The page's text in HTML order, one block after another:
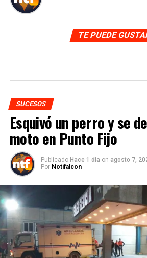
TE PUEDE
SUCESOS
Esquivó un perro y se
moto en Punto Fijo
Publicado Hace 1 día on agosto 7,
Por Notifalcon